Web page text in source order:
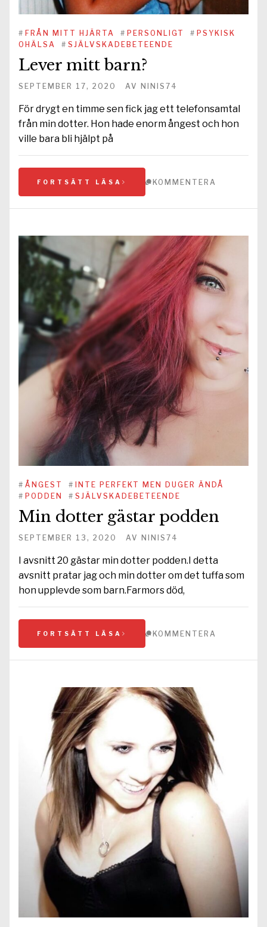
# FRÅN MITT HJÄRTA # PERSONLIGT # PSYKISK
OHÄLSA
# SJÄLVSKADEBETEENDE
Lever mitt barn?
SEPTEMBER 17, 2020 AV NINIS74
För drygt en timme sen fick jag ett telefonsamtal
från min dotter. Hon hade enorm ångest och hon
ville bara bli hjälpt på
FORTSÄTT LÄSA KOMMENTERA
# ÅNGEST # INTE PERFEKT MEN DUGER ÄNDÅ
# PODDEN # SJÄLVSKADEBETEENDE
Min dotter gästar podden
SEPTEMBER 13, 2020 AV NINIS74
I avsnitt 20 gästar min dotter podden.I detta
avsnitt pratar jag och min dotter om det tuffa som
hon upplevde som barn.Farmors död,
FORTSÄTT LÄSA KOMMENTERA